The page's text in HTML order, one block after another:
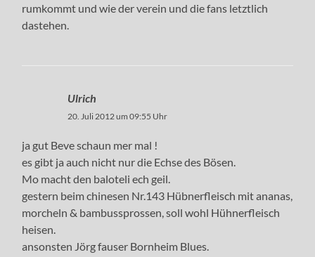
rumkommt und wie der verein und die fans letztlich
dastehen.
Ulrich
20. Juli 2012 um 09:55 Uhr
ja gut Beve schaun mer mal !
es gibt ja auch nicht nur die Echse des Bösen.
Mo macht den baloteli ech geil.
gestern beim chinesen Nr.143 Hübnerfleisch mit ananas,
morcheln & bambussprossen, soll wohl Hühnerfleisch
heisen.
ansonsten Jörg fauser Bornheim Blues.